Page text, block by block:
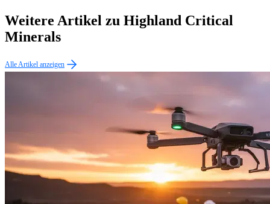
Weitere Artikel zu Highland Critical
Minerals
Alle Artikel anzeigen